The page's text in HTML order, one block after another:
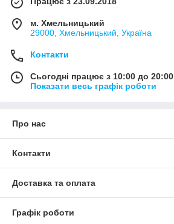
м. Хмельницький
29000, Хмельницький, Україна
Контакти
Сьогодні працює з 10:00 до 20:00
Показати весь графік роботи
Про нас
Контакти
Доставка та оплата
Графік роботи